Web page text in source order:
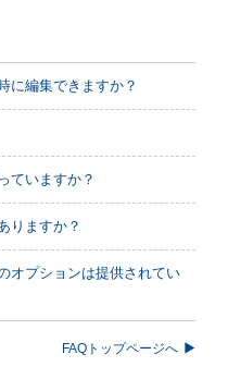
に編集できますか？
ていますか？
りますか？
オプションは提供されてい
FAQトップページへ